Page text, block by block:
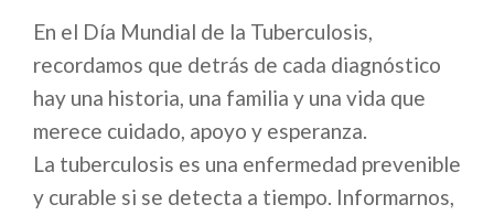
En el Día Mundial de la Tuberculosis,
recordamos que detrás de cada diagnóstico
hay una historia, una familia y una vida que
merece cuidado, apoyo y esperanza.
La tuberculosis es una enfermedad prevenible
y curable si se detecta a tiempo. Informarnos,